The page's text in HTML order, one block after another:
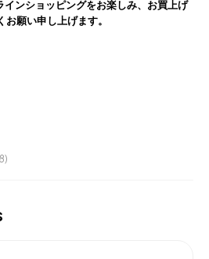
インショッピングをお楽しみ、お買上げ
願い申し上げます。
絨毯のお支払い方法